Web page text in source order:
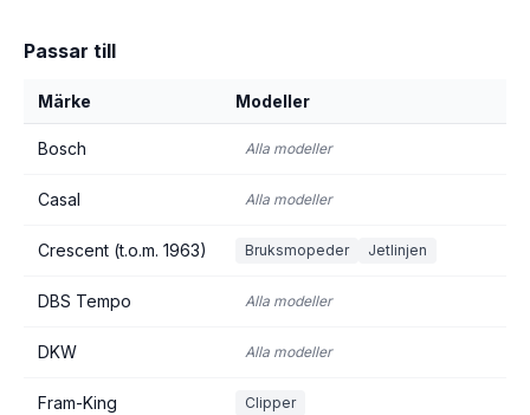
Passar till
Märke Modeller
Bosch Alla modeller
Casal Alla modeller
Crescent (t.o.m. 1963) Bruksmopeder Jetlinjen
DBS Tempo Alla modeller
DKW Alla modeller
Fram-King Clipper